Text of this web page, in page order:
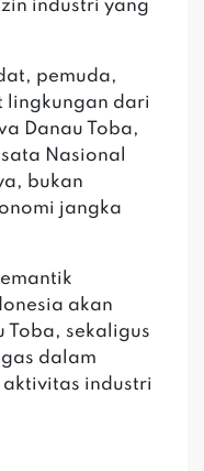
industri yang
pemuda,
lingkungan dari
Danau Toba,
Nasional
bukan
jangka
akan
Toba, sekaligus
dalam
industri